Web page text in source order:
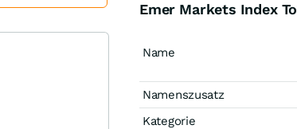
Emer Markets Index
Name
Namenszusatz
Kategorie